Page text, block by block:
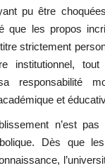
pu être
que les propos
strictement
institutionnel, tout
responsabilité
et
n’est
Dès que